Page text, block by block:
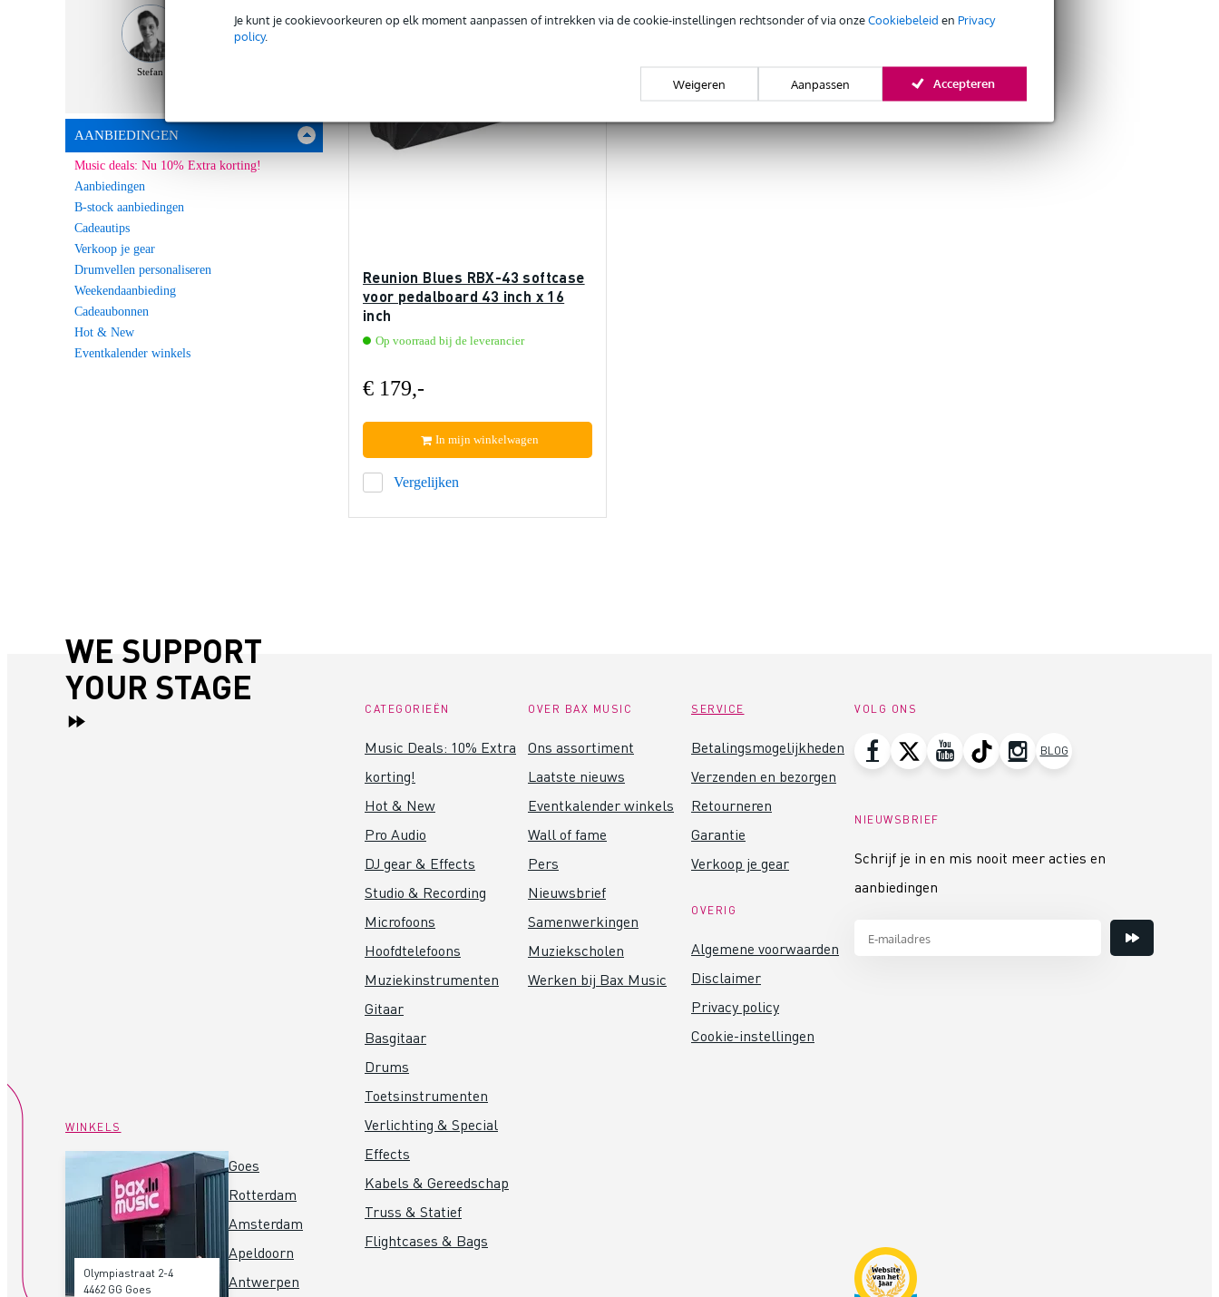
Je kunt je cookievoorkeuren op elk moment aanpassen of intrekken via de cookie-instellingen rechtsonder of via onzeCookiebeleid en Privacy
policy.
Weigeren Aanpassen Accepteren
Stefan
AANBIEDINGEN
Music deals: Nu 10% Extra korting!
Aanbiedingen
B-stock aanbiedingen
Cadeautips
Verkoop je gear
Drumvellen personaliseren
Weekendaanbieding
Cadeaubonnen
Hot & New
Eventkalender winkels
Reunion Blues RBX-43 softcase
voor pedalboard 43 inch x 16
inch
Op voorraad bij de leverancier
€ 179,-
Vergelijken
In mijn winkelwagen
WE SUPPORT
YOUR STAGE
WINKELS
Olympiastraat 2-4
4462 GG Goes
Goes
Rotterdam
Amsterdam
Apeldoorn
Antwerpen
CATEGORIEËN
Music Deals: 10% Extra
korting!
Hot & New
Pro Audio
DJ gear & Effects
Studio & Recording
Microfoons
Hoofdtelefoons
Muziekinstrumenten
Gitaar
Basgitaar
Drums
Toetsinstrumenten
Verlichting & Special
Effects
Kabels & Gereedschap
Truss & Statief
Flightcases & Bags
OVER BAX MUSIC
Ons assortiment
Laatste nieuws
Eventkalender winkels
Wall of fame
Pers
Nieuwsbrief
Samenwerkingen
Muziekscholen
Werken bij Bax Music
SERVICE
Betalingsmogelijkheden
Verzenden en bezorgen
Retourneren
Garantie
Verkoop je gear
OVERIG
Algemene voorwaarden
Disclaimer
Privacy policy
Cookie-instellingen
VOLG ONS
BLOG
NIEUWSBRIEF
Schrijf je in en mis nooit meer acties en
aanbiedingen